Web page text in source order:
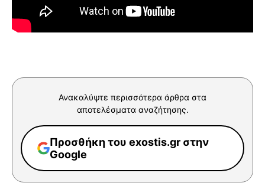
Ανακαλύψτε περισσότερα άρθρα στα
αποτελέσματα αναζήτησης.
Προσθήκη του exostis.gr στην
Google